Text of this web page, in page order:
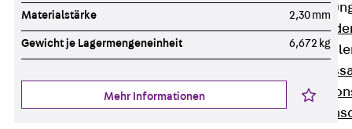
Zurück
Materialstärke 2,30 mm
Gewicht je Lagermengeneinheit 6,672 kg
Mehr Informationen